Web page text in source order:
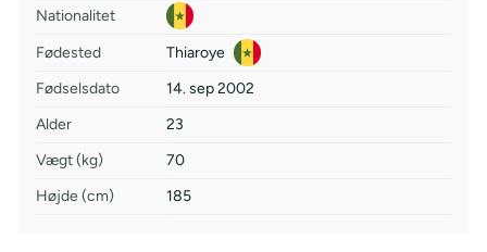
Nationalitet
Fødested
Thiaroye
Fødselsdato
14. sep 2002
Alder
23
Vægt (kg)
70
Højde (cm)
185